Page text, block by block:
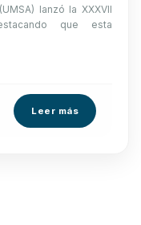
lanzó la XXXVII
que esta
Leer más